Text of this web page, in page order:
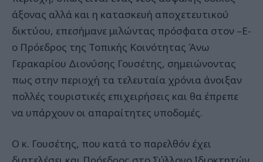
άξονας αλλά και η κατασκευή αποχετευτικού
δικτύου, επεσήμανε μιλώντας πρόσφατα στον –Ε-
ο Πρόεδρος της Τοπικής Κοινότητας Άνω
Γερακαρίου Διονύσης Γουσέτης, σημειώνοντας
πως στην περιοχή τα τελευταία χρόνια άνοιξαν
πολλές τουριστικές επιχειρήσεις και θα έπρεπε
να υπάρχουν οι απαραίτητες υποδομές.
Ο κ. Γουσέτης, που κατά το παρελθόν έχει